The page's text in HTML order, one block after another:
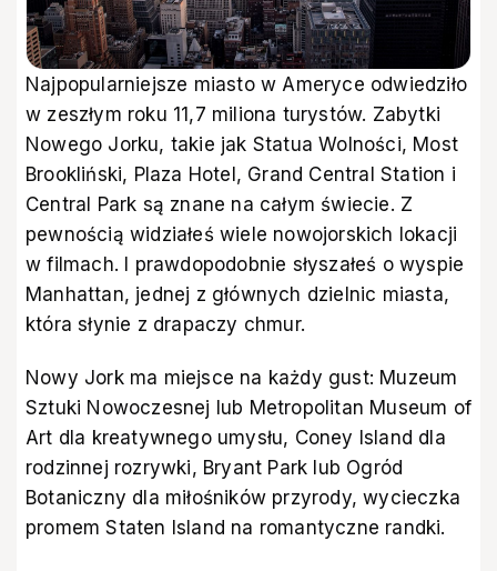
Najpopularniejsze miasto w Ameryce odwiedziło
w zeszłym roku 11,7 miliona turystów. Zabytki
Nowego Jorku, takie jak Statua Wolności, Most
Brookliński, Plaza Hotel, Grand Central Station i
Central Park są znane na całym świecie. Z
pewnością widziałeś wiele nowojorskich lokacji
w filmach. I prawdopodobnie słyszałeś o wyspie
Manhattan, jednej z głównych dzielnic miasta,
która słynie z drapaczy chmur.
Nowy Jork ma miejsce na każdy gust: Muzeum
Sztuki Nowoczesnej lub Metropolitan Museum of
Art dla kreatywnego umysłu, Coney Island dla
rodzinnej rozrywki, Bryant Park lub Ogród
Botaniczny dla miłośników przyrody, wycieczka
promem Staten Island na romantyczne randki.